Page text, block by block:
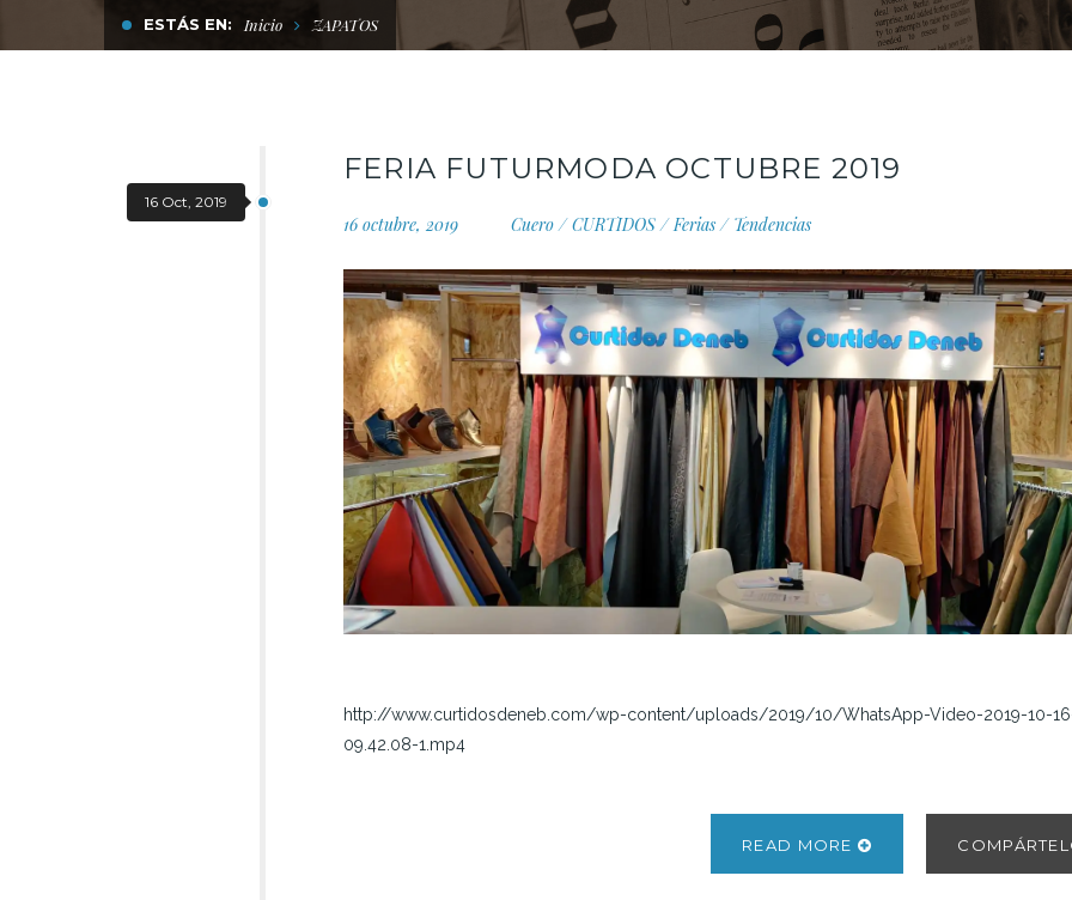
ESTÁS EN: Inicio ZAPATOS
16 Oct, 2019
FERIA FUTURMODA OCTUBRE 2019
16 octubre, 2019 Cuero/CURTIDOS/Ferias/ Tendencias
http://www.curtidosdeneb.com/wp-content/uploads/2019/10/WhatsApp-Video-2019-10-
09.42.08-1.mp4
READ MORE